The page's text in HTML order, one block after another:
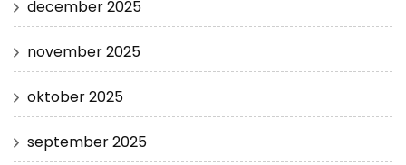
december 2025
november 2025
oktober 2025
september 2025